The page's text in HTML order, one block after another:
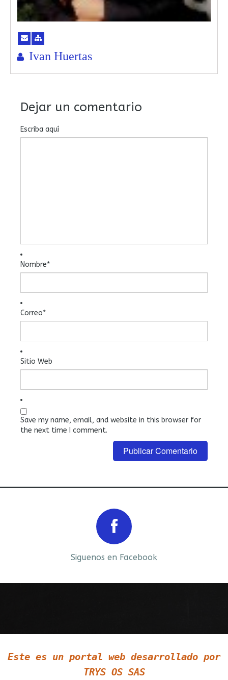
Ivan Huertas
Dejar un comentario
Escriba aquí
Nombre*
Correo*
Sitio Web
Save my name, email, and website in this browser for
the next time I comment.
Siguenos en Facebook
Este es un portal web desarrollado por
TRYS OS SAS